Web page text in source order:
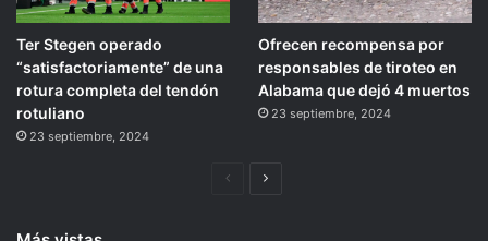
Ter Stegen operado
“satisfactoriamente” de una
rotura completa del tendón
rotuliano
23 septiembre, 2024
Ofrecen recompensa por
responsables de tiroteo en
Alabama que dejó 4 muertos
23 septiembre, 2024
PáginaSiguiente